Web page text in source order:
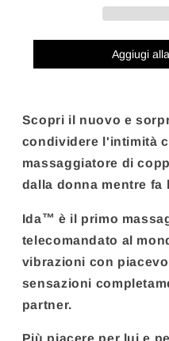
Aggiugi
Scopri il nuovo e
condividere l'intimità
massaggiatore di
dalla donna mentre fa
Ida™ è il primo
telecomandato al
vibrazioni con
sensazioni
partner.